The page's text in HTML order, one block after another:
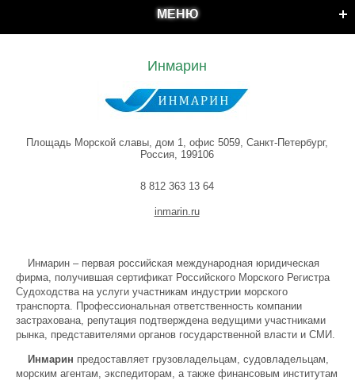
МЕНЮ
Инмарин
Площадь Морской славы, дом 1, офис 5059, Санкт-Петербург,
Россия, 199106
8 812 363 13 64
inmarin.ru
Инмарин – первая российская международная юридическая
фирма, получившая сертификат Российского Морского Регистра
Судоходства на услуги участникам индустрии морского
транспорта. Профессиональная ответственность компании
застрахована, репутация подтверждена ведущими участниками
рынка, представителями органов государственной власти и СМИ.
Инмарин предоставляет грузовладельцам, судовладельцам,
морским агентам, экспедиторам, а также финансовым институтам